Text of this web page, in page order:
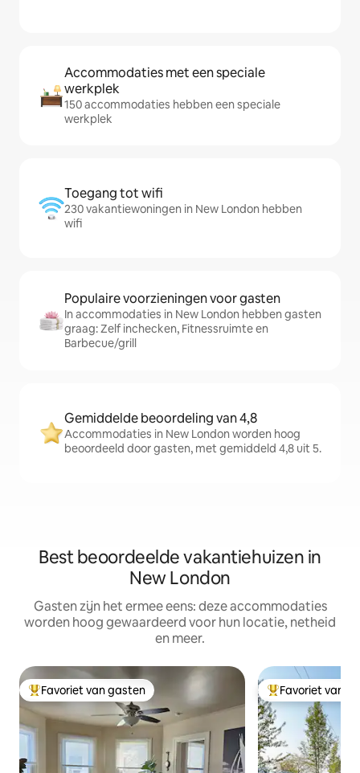
Accommodaties met een speciale
werkplek
150 accommodaties hebben een speciale
werkplek
Toegang tot wifi
230 vakantiewoningen in New London hebben
wifi
Populaire voorzieningen voor gasten
In accommodaties in New London hebben gasten
graag: Zelf inchecken, Fitnessruimte en
Barbecue/grill
Gemiddelde beoordeling van 4,8
Accommodaties in New London worden hoog
beoordeeld door gasten, met gemiddeld 4,8 uit 5.
Best beoordeelde vakantiehuizen in
New London
Gasten zijn het ermee eens: deze accommodaties
worden hoog gewaardeerd voor hun locatie, netheid
en meer.
Topfavoriet van gasten
Favoriet van gasten Topfavoriet van
Favoriet van